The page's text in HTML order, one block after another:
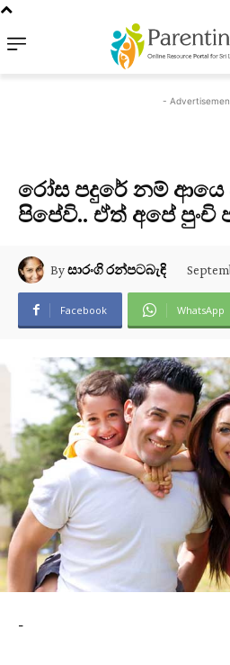
-
රෝස පදුරේ නම්
පිපේවි.. ඒත් අපේ පුංචි
Byසාරංගි රන්පටබැඳි
Facebook WhatsApp
-